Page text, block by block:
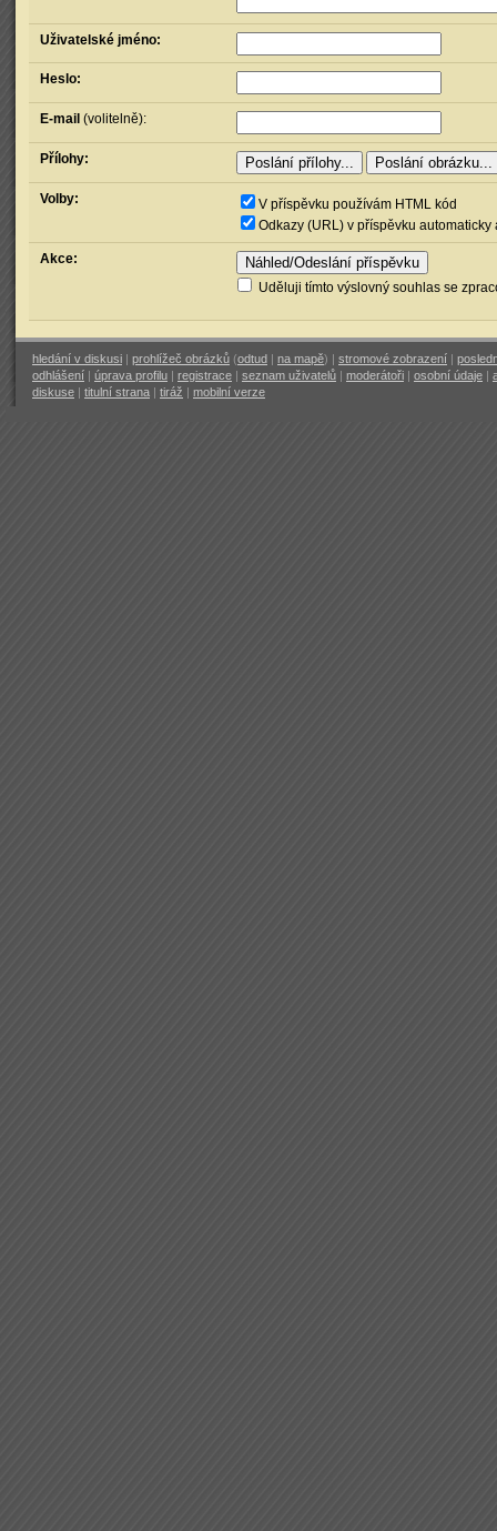
Uživatelské jméno:
Heslo:
E-mail (volitelně):
Přílohy:
Volby:
V příspěvku používám HTML kód
Odkazy (URL) v příspěvku automaticky
Akce:
Uděluji tímto výslovný souhlas se
hledání v diskusi | prohlížeč obrázků (odtud | na mapě) | stromové zobrazení |
odhlášení | úprava profilu | registrace | seznam uživatelů | moderátoři | osobní údaje |
diskuse | titulní strana | tiráž | mobilní verze